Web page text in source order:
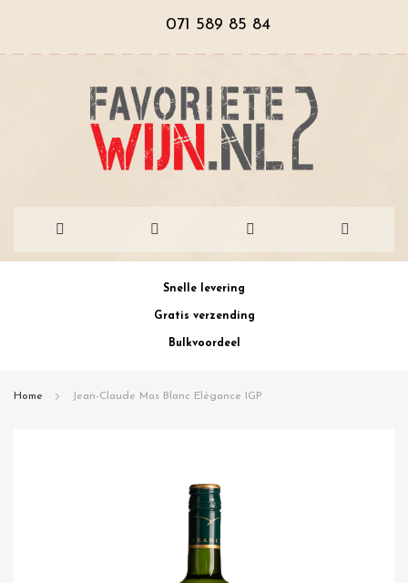
071 589 85 84
Snelle levering
Gratis verzending
Bulkvoordeel
Home Jean-Claude Mas Blanc Elégance IGP